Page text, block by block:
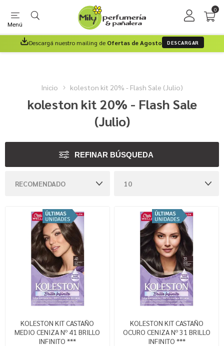
Menú
0
Descargá nuestro mailing de Ofertas de Agosto DESCARGAR
Inicio koleston kit 20% - Flash Sale (Julio)
koleston kit 20% - Flash Sale
(Julio)
REFINAR BÚSQUEDA
KOLESTON KIT CASTAÑO
MEDIO CENIZA Nº 41 BRILLO
INFINITO ***
KOLESTON KIT CASTAÑO
OCURO CENIZA Nº 31 BRILLO
INFINITO ***